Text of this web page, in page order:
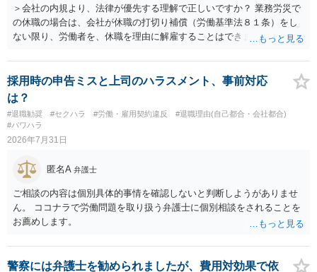
費・未回収費用のみ」に限定する、などが典型です。 ・弁護士に契約
前に契約書の内容をレビューしてもらう価値は十分にあると思われま
す。 争点は、契約類型が雇用か業務委託か、実態として労働者性があ
るか、解除事由が双方にどう定められているか、違約金の算定根拠が
合理的か、という複数論点に分かれます。契約前なら、交渉のパワー
バランスの問題もありますが、修正余地があるうえ、後から争うより
コストを抑えやすいので、資料等を持参の上弁護士に確認されること
をお勧めします。 ・事務所側の解除でも、解除理由によってはタレン
ト側に損害賠償が発生する建付けになっていることはあります。ただ
し、事務所側が一方的に解除したのにタレントへ違約金を課す設計
は、合理性や対価性を欠くとして争いやすいです。逆に、タレント側
の重大な契約違反がある場合は、実損害の範囲で請求される可能性は
あります。
＞会社の内規より、法律が優先する理解で正しいですか？ 業務労災で
の休職の場合は、会社が休職の打切り補償（労働基準法８１条）をし
ない限り、労働者を、休職を理由に解雇することはできません（労働
期間満了による退職は、業務労災への適用はありませんので、ご安心
ください。 仮に会社が打切り補償をせずに解雇した場合は、不当解雇
に当たります。 ＞労災の休業補償と、所得補償保険の保険金とは別
に、受け取れる金銭はありますでしょうか？ 業務労災の場合は、会社
の安全配慮義務違反が認められると解されますので、会社の損害賠償
責任（治療費、通院慰謝料、入院費、入院慰謝料、後遺障害慰謝料、
災での第三者行為傷害（同僚の不注意等による事故）の場合は、当該
第三者の賠償責任も考えられます。 労災で支払われた分は、損害額か
ら控除（損益相殺）されますが、それを超えた部分は、会社もしく
は、第三者から支払ってもらうことになります。 会社等との交渉が必
要になると思います（良い会社でしたら、自ら話してくると思います
の弁護士にご相談ください。 以上、ご参考まで。
採用時の申告ミスと上司のハラスメント、事前対応
は？
#退職勧奨 #セクハラ #労働・雇用契約違反
#退職理由(自己都合・会社都合)
#パワハラ
2026年7月31日
匿名A 弁護士
ご相談の内容は個別具体的事情を確認しないと判断しようがありませ
ん。 ココナラで労働問題を取り扱う弁護士に個別相談をされることを
お薦めします。
警察には弁護士を勧められましたが、費用対効果で依